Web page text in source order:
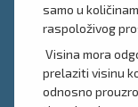
samo u
raspoloživog
Visina mora
prelaziti visinu
odnosno